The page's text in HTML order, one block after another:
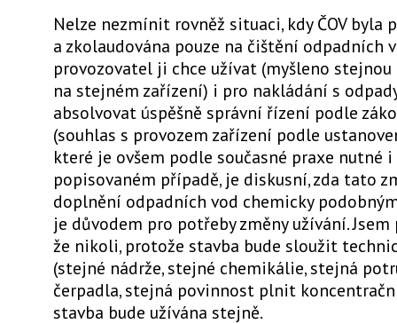
Nelze nezmínit rovněž situaci, kdy ČOV byla
a zkolaudována pouze na čištění odpadních
provozovatel ji chce užívat (myšleno
na stejném zařízení) i pro nakládání s
absolvovat úspěšně správní řízení podle
(souhlas s provozem zařízení podle
které je ovšem podle současné praxe nutné i
popisovaném případě, je diskusní, zda tato
doplnění odpadních vod chemicky
je důvodem pro potřeby změny užívání. Jsem
že nikoli, protože stavba bude sloužit
(stejné nádrže, stejné chemikálie, stejná
čerpadla, stejná povinnost plnit
stavba bude užívána stejně.